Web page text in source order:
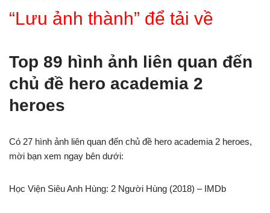
“Lưu ảnh thành” để tải về
Top 89 hình ảnh liên quan đến
chủ đề hero academia 2
heroes
Có 27 hình ảnh liên quan đến chủ đề hero academia 2 heroes,
mời bạn xem ngay bên dưới:
Học Viện Siêu Anh Hùng: 2 Người Hùng (2018) – IMDb